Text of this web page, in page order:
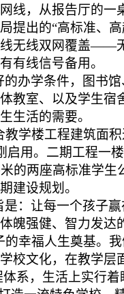
线，从报告厅的一
提出的“高标准、
无线双网覆盖——
有线信号备用。
办学条件，图书
教室、以及学生宿
生活的需要。
教学楼工程建筑面
启用。二期工程一
的两座高标准学生
建设规划。
：让每一个孩子
魄强健、智力发达
的幸福人生奠基。
校文化，在教学层
体系，生活上实行